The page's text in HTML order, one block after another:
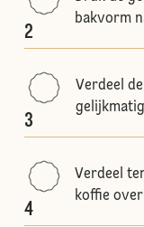
2
bakvorm
3
Verdeel
4
Verdeel
koffie